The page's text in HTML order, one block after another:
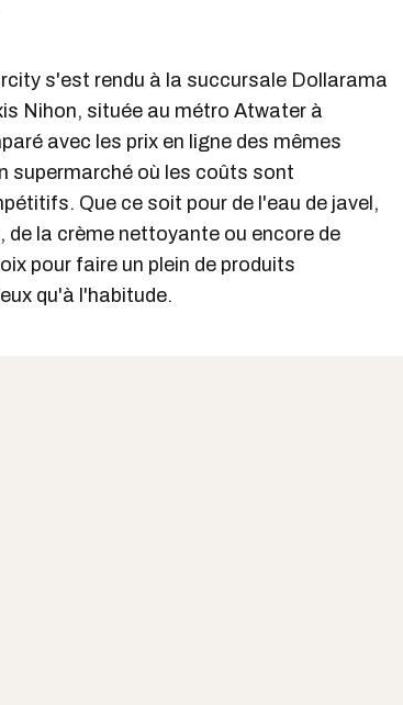
s'est rendu à la succursale Dollarama
Nihon, située au métro Atwater à
avec les prix en ligne des mêmes
supermarché où les coûts sont
Que ce soit pour de l'eau de javel,
de la crème nettoyante ou encore de
pour faire un plein de produits
qu'à l'habitude.